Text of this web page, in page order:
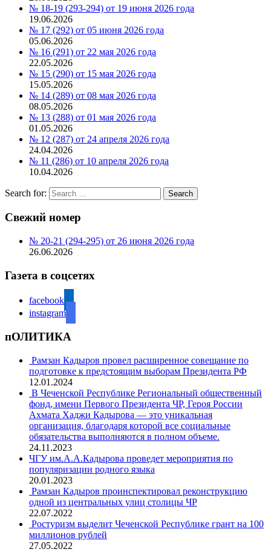
№ 18-19 (293-294) от 19 июня 2026 года
19.06.2026
№ 17 (292) от 05 июня 2026 года
05.06.2026
№ 16 (291) от 22 мая 2026 года
22.05.2026
№ 15 (290) от 15 мая 2026 года
15.05.2026
№ 14 (289) от 08 мая 2026 года
08.05.2026
№ 13 (288) от 01 мая 2026 года
01.05.2026
№ 12 (287) от 24 апреля 2026 года
24.04.2026
№ 11 (286) от 10 апреля 2026 года
10.04.2026
Search for: Search
Свежий номер
№ 20-21 (294-295) от 26 июня 2026 года
26.06.2026
Газета в соцсетях
facebook
instagram
пОЛИТИКА
Рамзан Кадыров провел расширенное совещание по
подготовке к предстоящим выборам Президента РФ
12.01.2024
В Чеченской Республике Региональный общественный
фонд, имени Первого Президента ЧР, Героя России
Ахмата Хаджи Кадырова — это уникальная
организация, благодаря которой все социальные
обязательства выполняются в полном объеме.
24.11.2023
ЧГУ им.А.А.Кадырова проведет мероприятия по
популяризации родного языка
20.01.2023
Рамзан Кадыров проинспектировал реконструкцию
одной из центральных улиц столицы ЧР
22.07.2022
Ростуризм выделит Чеченской Республике грант на 100
миллионов рублей
27.05.2022